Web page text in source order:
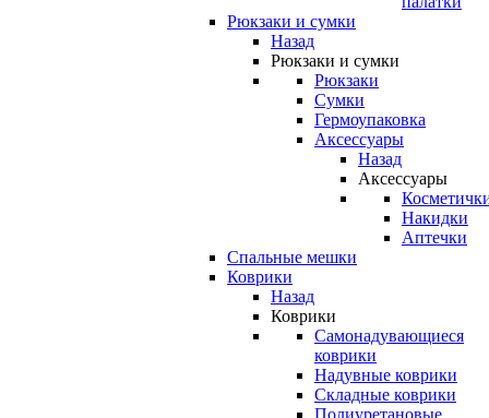
Рюкзаки и сумки
Назад
Рюкзаки и сумки
Рюкзаки
Сумки
Гермоупаковка
Аксессуары
Назад
Аксессуары
Накидки
Аптечки
Спальные мешки
Коврики
Назад
Коврики
Самонадувающиеся
коврики
Надувные коврики
Складные коврики
Полиуретановые